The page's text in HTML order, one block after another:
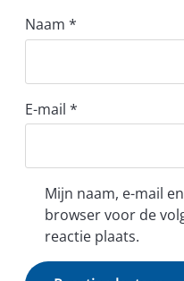
Naam *
E-mail *
Mijn naam, e-mail
browser voor de
reactie plaats.